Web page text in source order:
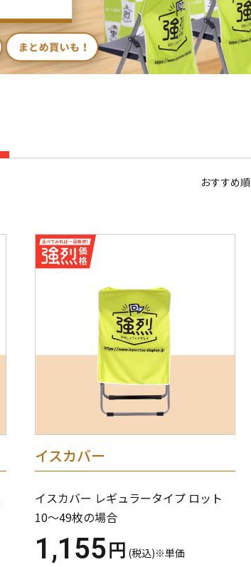
おすすめ順
イスカバー
イスカバー レギュラータイプ ロット
10～49枚の場合
1,155円 (税込)※単価